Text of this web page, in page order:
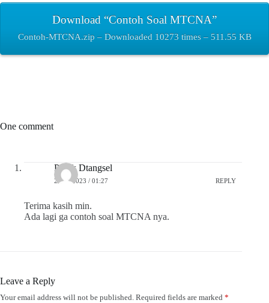
Download “Contoh Soal MTCNA”
Contoh-MTCNA.zip – Downloaded 10273 times – 511.55 KB
One comment
Pojok Dtangsel
27/07/2023 / 01:27 REPLY
Terima kasih min.
Ada lagi ga contoh soal MTCNA nya.
Leave a Reply
Your email address will not be published. Required fields are marked *